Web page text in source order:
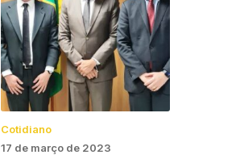
Cotidiano
17 de março de 2023